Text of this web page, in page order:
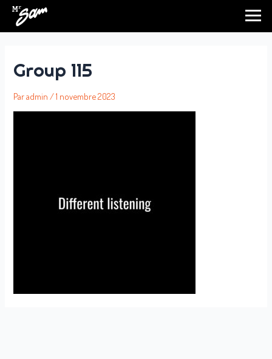
Aller
contenu
Group 115
Paradmin /1 novembre 2023